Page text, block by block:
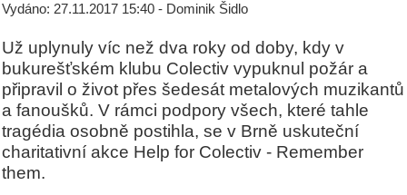
Vydáno: 27.11.2017 15:40 - Dominik Šidlo
Už uplynuly víc než dva roky od doby, kdy v
bukurešťském klubu Colectiv vypuknul požár a
připravil o život přes šedesát metalových muzikantů
a fanoušků. V rámci podpory všech, které tahle
tragédia osobně postihla, se v Brně uskuteční
charitativní akce Help for Colectiv - Remember
them.